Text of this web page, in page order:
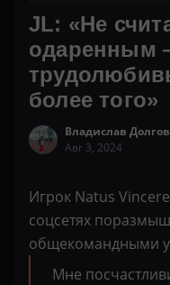
JL: «Не
одаренным
более того»
Владислав Долгов
Авг 3, 2024
Игрок Natus
соцсетях
общекомандными
Мне